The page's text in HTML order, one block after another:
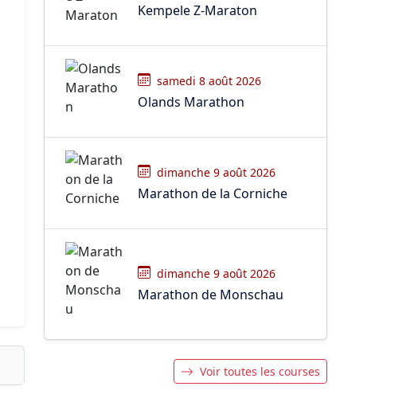
Kempele Z-Maraton
samedi 8 août 2026
Olands Marathon
dimanche 9 août 2026
Marathon de la Corniche
dimanche 9 août 2026
Marathon de Monschau
Voir toutes les courses